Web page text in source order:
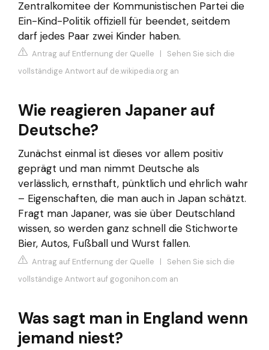
Zentralkomitee der Kommunistischen Partei die
Ein-Kind-Politik offiziell für beendet, seitdem
darf jedes Paar zwei Kinder haben.
Antrag auf Entfernung der Quelle | Sehen Sie sich die
vollständige Antwort auf de.wikipedia.org an
Wie reagieren Japaner auf
Deutsche?
Zunächst einmal ist dieses vor allem positiv
geprägt und man nimmt Deutsche als
verlässlich, ernsthaft, pünktlich und ehrlich wahr
– Eigenschaften, die man auch in Japan schätzt.
Fragt man Japaner, was sie über Deutschland
wissen, so werden ganz schnell die Stichworte
Bier, Autos, Fußball und Wurst fallen.
Antrag auf Entfernung der Quelle | Sehen Sie sich die
vollständige Antwort auf gogonihon.com an
Was sagt man in England wenn
jemand niest?